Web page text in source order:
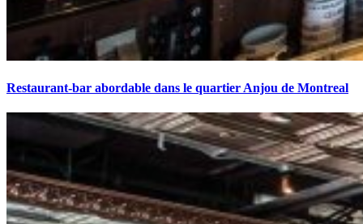
Restaurant-bar abordable dans le quartier Anjou de Montreal